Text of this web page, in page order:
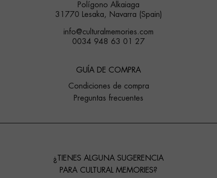
Polígono Alkaiaga
31770 Lesaka, Navarra (Spain)
info@culturalmemories.com
0034 948 63 01 27
GUÍA DE COMPRA
Condiciones de compra
Preguntas frecuentes
¿TIENES ALGUNA SUGERENCIA
PARA CULTURAL MEMORIES?